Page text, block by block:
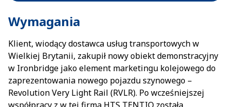
Wymagania
Klient, wiodący dostawca usług transportowych w
Wielkiej Brytanii, zakupił nowy obiekt demonstracyjny
w Ironbridge jako element marketingu kolejowego do
zaprezentowania nowego pojazdu szynowego –
Revolution Very Light Rail (RVLR). Po wcześniejszej